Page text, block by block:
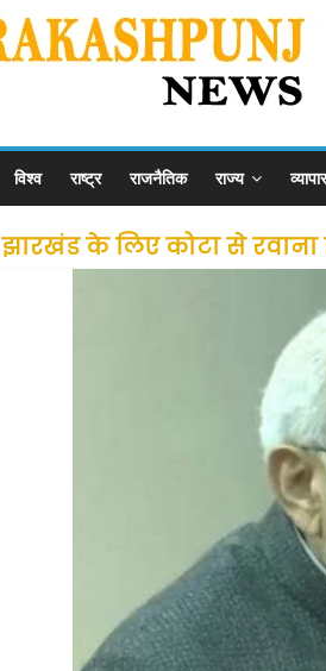
विश्व राष्ट्र राजनैतिक राज्य व्यापार
झारखंड के लिए कोटा से रवाना
उत्तराखंड के अन्य राज्यों में फंसे
प्रवासियों व मजदूरों को दी
शराब और पान की दुकानों को
दो हफ्ते के लिए बढ़ाया